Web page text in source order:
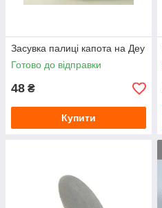
Засувка палиці капота на Деу
Готово до відправки
48 ₴
Купити